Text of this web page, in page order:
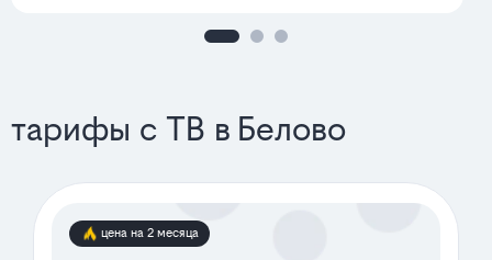
тарифы с ТВ в Белово
цена на 2 месяца